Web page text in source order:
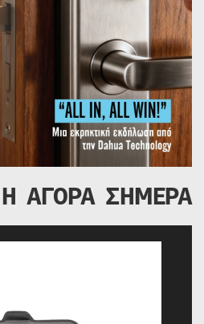
Η ΑΓΟΡΑ ΣΗΜΕΡΑ